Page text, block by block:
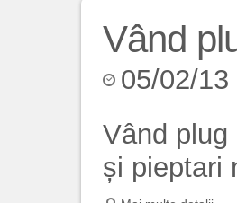
Vând
05/02/13
Vând
și